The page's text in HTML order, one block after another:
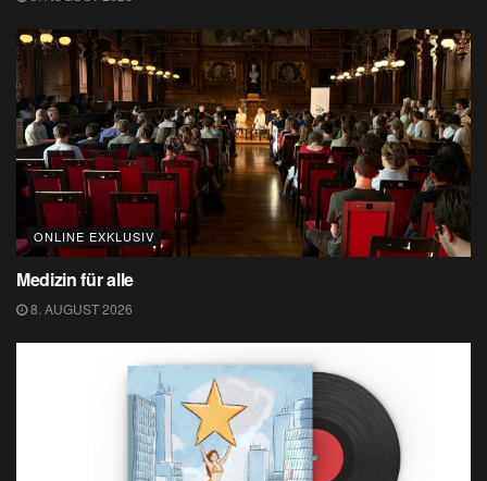
ONLINE EXKLUSIV
Medizin für alle
8. AUGUST 2026